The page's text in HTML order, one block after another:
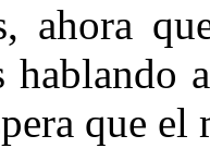
ahora
hablando
que el